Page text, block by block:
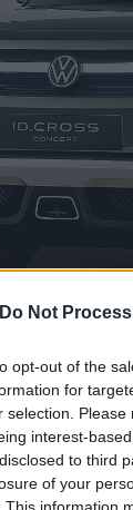
Do Not
opt-out of the
for
selection.
interest-
to third
of your
This information
a 260
a mérete egy T-
Concept
alatti 38